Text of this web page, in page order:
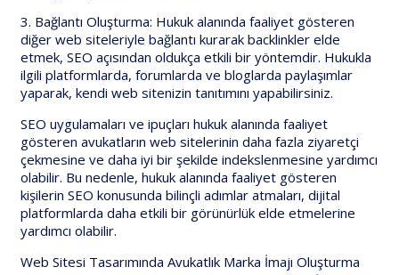
3. Bağlantı Oluşturma: Hukuk alanında faaliyet gösteren
diğer web siteleriyle bağlantı kurarak backlinkler elde
etmek, SEO açısından oldukça etkili bir yöntemdir. Hukukla
ilgili platformlarda, forumlarda ve bloglarda paylaşımlar
yaparak, kendi web sitenizin tanıtımını yapabilirsiniz.
SEO uygulamaları ve ipuçları hukuk alanında faaliyet
gösteren avukatların web sitelerinin daha fazla ziyaretçi
çekmesine ve daha iyi bir şekilde indekslenmesine yardımcı
olabilir. Bu nedenle, hukuk alanında faaliyet gösteren
kişilerin SEO konusunda bilinçli adımlar atmaları, dijital
platformlarda daha etkili bir görünürlük elde etmelerine
yardımcı olabilir.
Web Sitesi Tasarımında Avukatlık Marka İmajı Oluşturma